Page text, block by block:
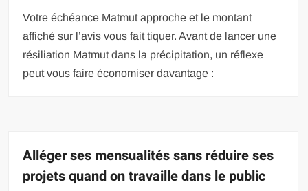
Votre échéance Matmut approche et le montant
affiché sur l’avis vous fait tiquer. Avant de lancer une
résiliation Matmut dans la précipitation, un réflexe
peut vous faire économiser davantage :
Alléger ses mensualités sans réduire ses
projets quand on travaille dans le public